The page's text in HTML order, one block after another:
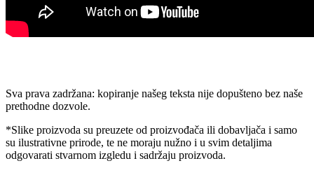
Sva prava zadržana: kopiranje našeg teksta nije dopušteno bez naše
prethodne dozvole.
*Slike proizvoda su preuzete od proizvođača ili dobavljača i samo
su ilustrativne prirode, te ne moraju nužno i u svim detaljima
odgovarati stvarnom izgledu i sadržaju proizvoda.